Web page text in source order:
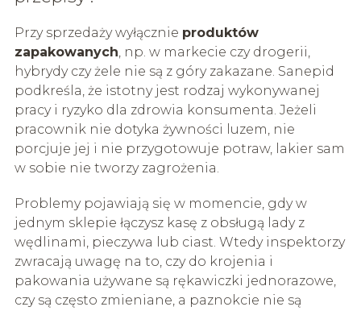
Przy sprzedaży wyłącznie produktów
zapakowanych, np. w markecie czy drogerii,
hybrydy czy żele nie są z góry zakazane. Sanepid
podkreśla, że istotny jest rodzaj wykonywanej
pracy i ryzyko dla zdrowia konsumenta. Jeżeli
pracownik nie dotyka żywności luzem, nie
porcjuje jej i nie przygotowuje potraw, lakier sam
w sobie nie tworzy zagrożenia.
Problemy pojawiają się w momencie, gdy w
jednym sklepie łączysz kasę z obsługą lady z
wędlinami, pieczywa lub ciast. Wtedy inspektorzy
zwracają uwagę na to, czy do krojenia i
pakowania używane są rękawiczki jednorazowe,
czy są często zmieniane, a paznokcie nie są